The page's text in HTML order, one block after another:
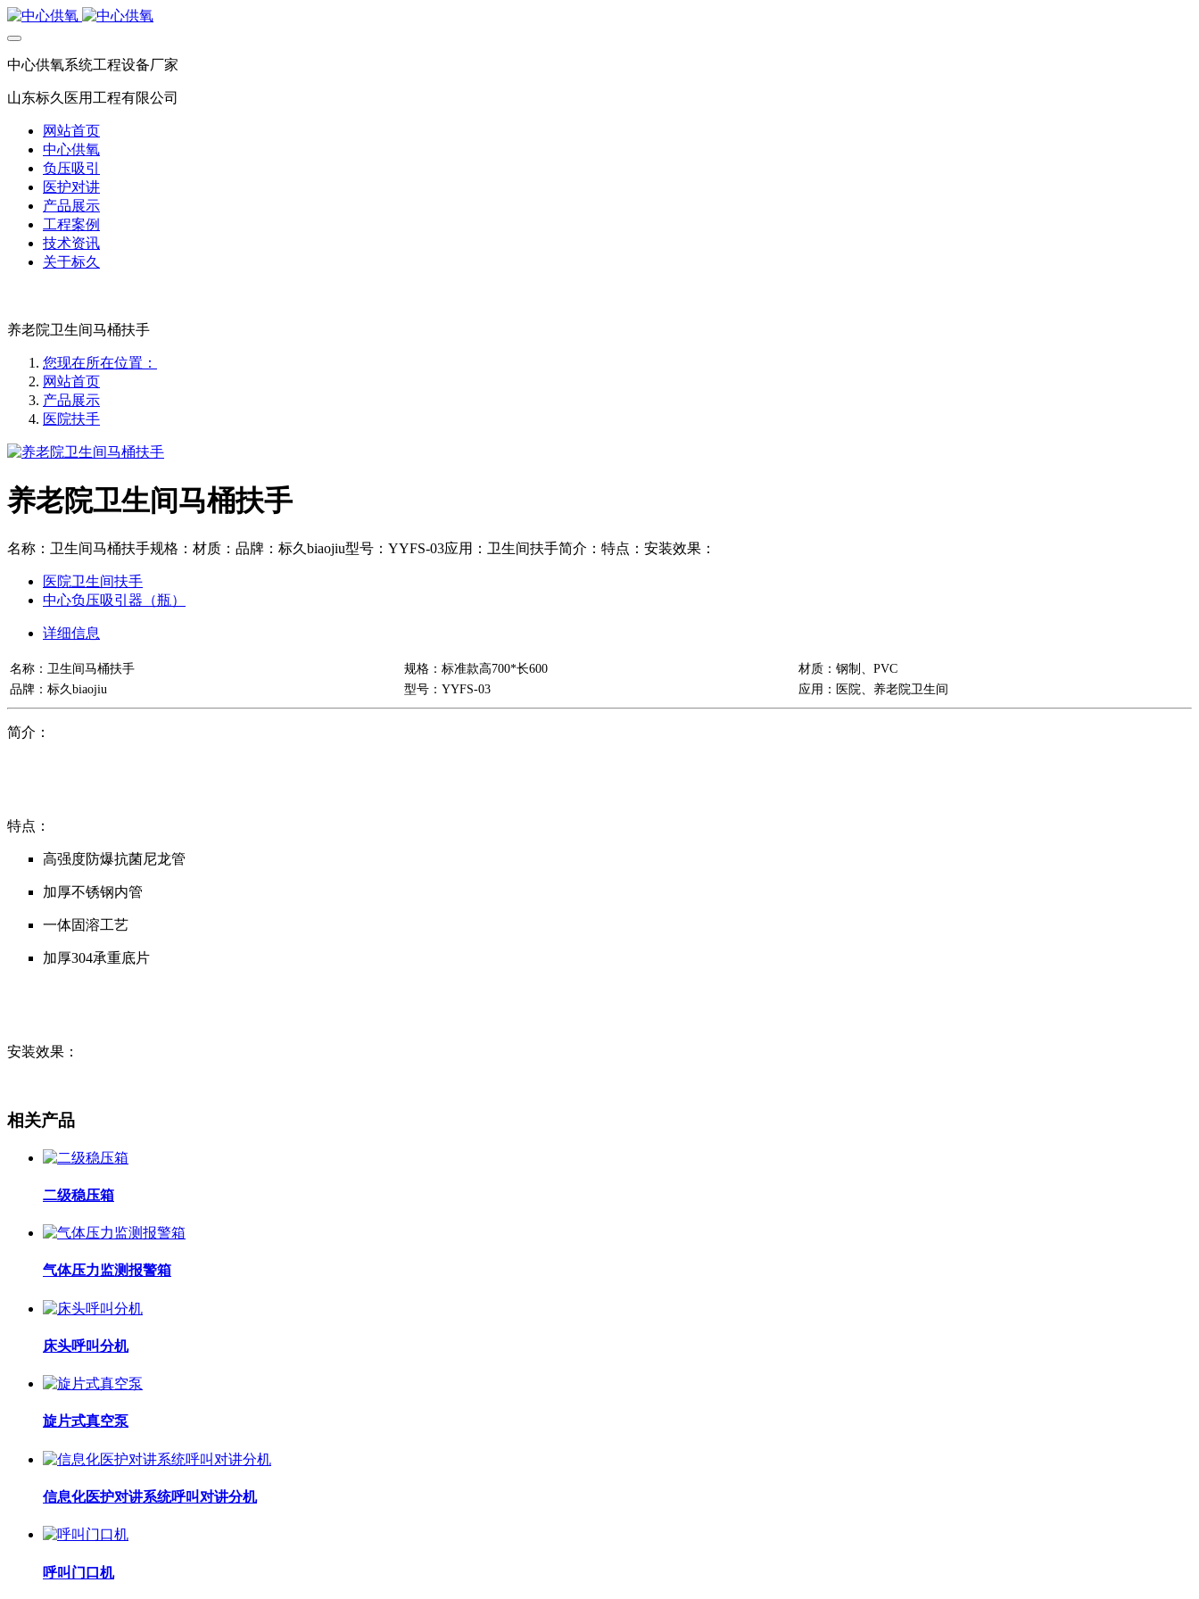
中心供氧系统工程设备厂家
山东标久医用工程有限公司
网站首页
中心供氧
负压吸引
医护对讲
产品展示
工程案例
技术资讯
关于标久
养老院卫生间马桶扶手
您现在所在位置：
网站首页
产品展示
医院扶手
养老院卫生间马桶扶手
名称：卫生间马桶扶手规格：材质：品牌：标久biaojiu型号：YYFS-03应用：卫生间扶手简介：特点：安装效果：
医院卫生间扶手
中心负压吸引器（瓶）
详细信息
名称：卫生间马桶扶手 规格：标准款高700*长600
材质：钢制、PVC
品牌：标久biaojiu
型号：YYFS-03 应用：医院、养老院卫生间
简介：
特点：
高强度防爆抗菌尼龙管
加厚不锈钢内管
一体固溶工艺
加厚304承重底片
安装效果：
相关产品
二级稳压箱
气体压力监测报警箱
床头呼叫分机
旋片式真空泵
信息化医护对讲系统呼叫对讲分机
呼叫门口机